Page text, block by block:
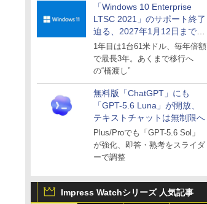
「Windows 10 Enterprise
LTSC 2021」のサポート終了
迫る、2027年1月12日まで
～ESUは9月1日から販売
1年目は1台61米ドル、毎年倍額
で最長3年。あくまで移行へ
の“橋渡し”
無料版「ChatGPT」にも
「GPT-5.6 Luna」が開放、
テキストチャットは無制限へ
Plus/Proでも「GPT-5.6 Sol」
が強化、即答・熟考をスライダ
ーで調整
Impress Watchシリーズ 人気記事